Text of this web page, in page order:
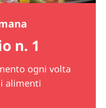
n. 1
ogni volta
alimenti